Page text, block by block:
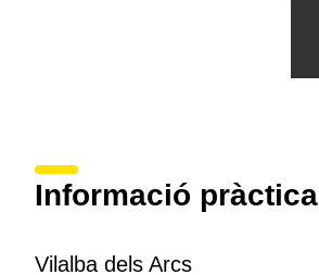
Informació pràctica
Vilalba dels Arcs